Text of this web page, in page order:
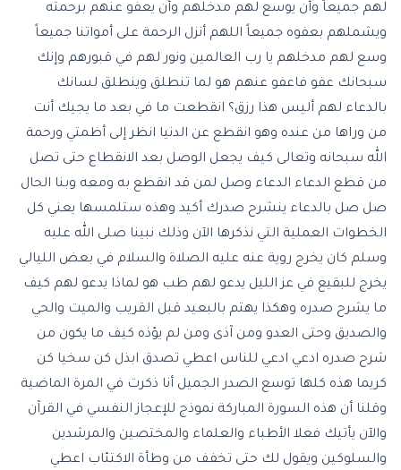
لهم جميعاً وأن يوسع لهم مدخلهم وأن يعفو عنهم برحمته
ويشملهم بعفوه جميعاً اللهم أنزل الرحمة على أمواتنا جميعاً
وسع لهم مدخلهم يا رب العالمين ونور لهم في قبورهم وإنك
سبحانك عفو فاعفو عنهم هو لما تنطلق وينطلق لسانك
بالدعاء لهم أليس هذا رزق؟ انقطعت ما في بعد ما يجيك أنت
من وراها من عنده وهو انقطع عن الدنيا انظر إلى أظمتي ورحمة
الله سبحانه وتعالى كيف يجعل الوصل بعد الانقطاع حتى تصل
من قطع الدعاء الدعاء وصل لمن قد انقطع به ومعه وبنا الحال
صل صل بالدعاء ينشرح صدرك أكيد وهذه ستلمسها يعني كل
الخطوات العملية التي نذكرها الآن وذلك نبينا صلى الله عليه
وسلم كان يخرج روية عنه عليه الصلاة والسلام في بعض الليالي
يخرج للبقيع في عز الليل يدعو لهم طب هو لماذا يدعو لهم كيف
ما يشرح صدره وهكذا يهتم بالبعيد قبل القريب والميت والحي
والصديق وحتى العدو ومن آذى ومن لم يؤذه كيف ما يكون من
شرح صدره ادعي ادعي للناس اعطي تصدق ابذل كن سخيا كن
كريما هذه كلها توسع الصدر الجميل أنا ذكرت في المرة الماضية
وقلنا أن هذه السورة المباركة نموذج للإعجاز النفسي في القرآن
والآن يأتيك فعلا الأطباء والعلماء والمختصين والمرشدين
والسلوكين ويقول لك حتى تخفف من وطأة الاكتئاب اعطي